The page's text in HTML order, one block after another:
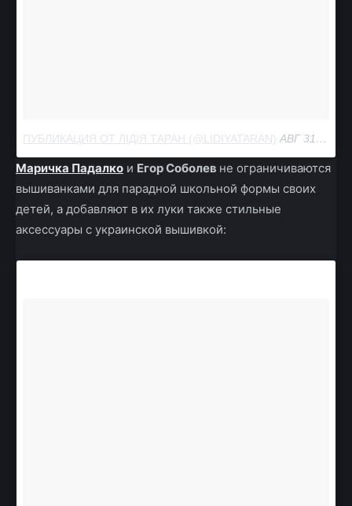
ПУБЛИКАЦИЯ ОТ ЛІДІЯ ТАРАН (@LIDIYATARAN) АВГ 31 2017 В 11:36 PDT
Маричка Падалко и Егор Соболев не ограничиваются
вышиванками для парадной школьной формы своих
детей, а добавляют в их луки также стильные
аксессуары с украинской вышивкой: